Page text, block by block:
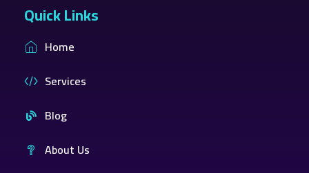
Quick Links
Home
Services
Blog
About Us